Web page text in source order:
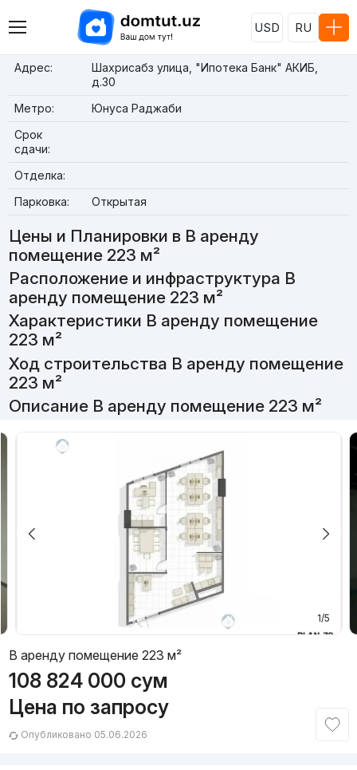
USD RU
Адрес:
Шахрисабз улица, "Ипотека Банк" АКИБ,
д.30
Метро:
Юнуса Раджаби
Срок
сдачи:
Отделка:
Парковка:
Открытая
Цены и Планировки в В аренду
помещение 223 м²
Расположение и инфраструктура В
аренду помещение 223 м²
Характеристики В аренду помещение
223 м²
Ход строительства В аренду помещение
223 м²
Описание В аренду помещение 223 м²
1/5
В аренду помещение 223 м²
108 824 000 сум
Цена по запросу
Опубликовано 05.06.2026